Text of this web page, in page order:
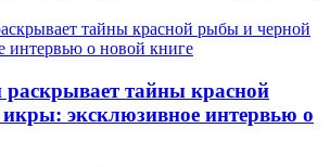
тайны красной
эксклюзивное интервью о